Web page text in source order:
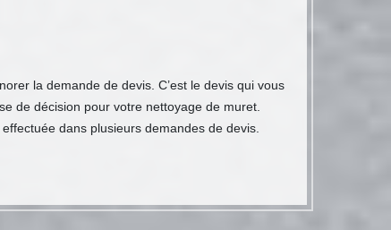
la demande de devis. C’est le devis qui vous
de décision pour votre nettoyage de muret.
dans plusieurs demandes de devis.